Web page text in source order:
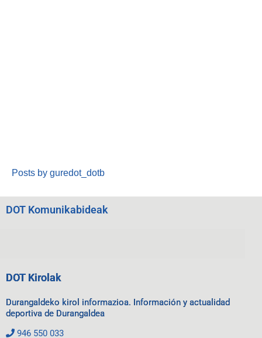
Posts by guredot_dotb
DOT Komunikabideak
DOT Kirolak
Durangaldeko kirol informazioa. Información y actualidad
deportiva de Durangaldea
946 550 033